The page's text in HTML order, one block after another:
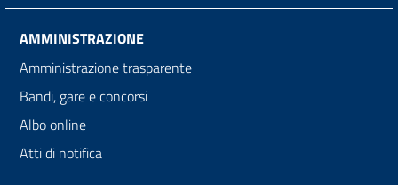
AMMINISTRAZIONE
Amministrazione trasparente
Bandi, gare e concorsi
Albo online
Atti di notifica